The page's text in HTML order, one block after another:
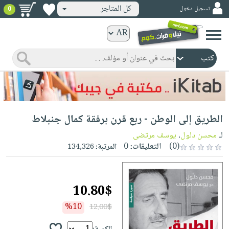
ورقية
المواضيع
صدر
حديثاً
الأكثر
مبيعاً
جوائز
شحن
مخفض
عروض
خاصة
صفحات
مشوقة
كتب
الكترونية
الرئيسية
صدر
حديثاً
الأكثر
مبيعاً
كتب
مجانية
صوتية
الصفحة
الرئيسية
masmu3
بلا
حدود
أطفال
وناشئة
الصفحةوسائل
تسجيل دخول كل المتاجر 0
الطريق إلى الوطن - ربع قرن برفقة كمال جنبلاط
لـمحسن دلول، يوسف مرتضى
(0)
التعليقات:0 المرتبة:134,326
10.80$
12.00$
%10